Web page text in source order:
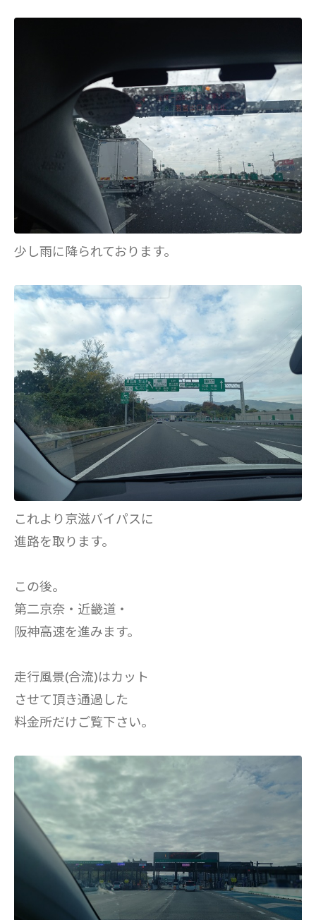
少し雨に降られております。
これより京滋バイパスに
進路を取ります。
この後。
第二京奈・近畿道・
阪神高速を進みます。
走行風景(合流)はカット
させて頂き通過した
料金所だけご覧下さい。